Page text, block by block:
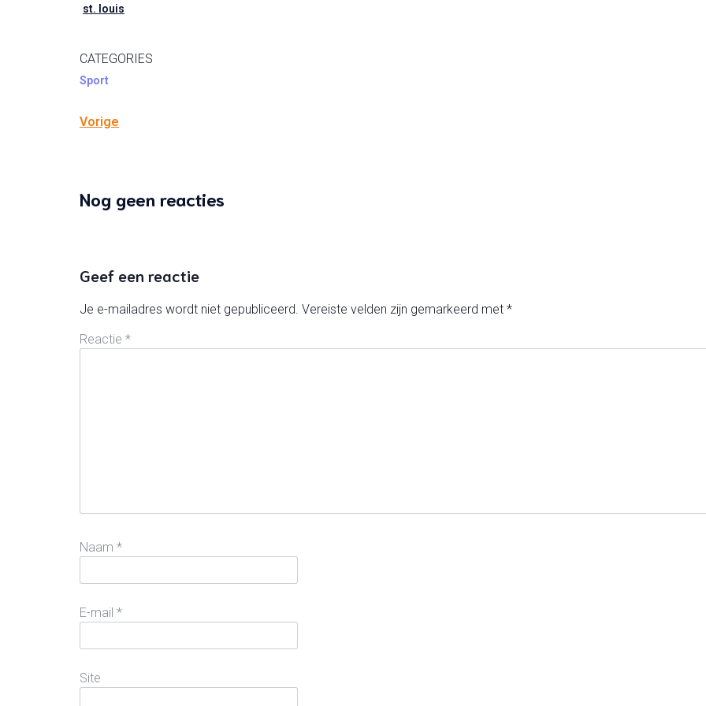
st. louis
CATEGORIES
Sport
Vorige
Nog geen reacties
Geef een reactie
Je e-mailadres wordt niet gepubliceerd. Vereiste velden zijn gemarkeerd met *
Reactie *
Naam *
E-mail *
Site